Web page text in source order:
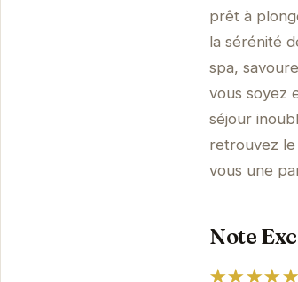
prêt à
la sérénité
spa,
vous soyez
séjour
retrouvez
vous une
Note
★★★★★